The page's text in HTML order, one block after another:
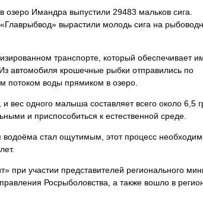
озеро Имандра выпустили 29483 мальков сига.
вырастили молодь сига на
транспорте, который обеспечивает
автомобиля крошечные рыбки отправились по
потоком воды прямиком в озеро.
и вес одного малыша составляет всего около 6,5
и приспособиться к естественной среде.
стал ощутимым, этот процесс
при участии представителей регионального
Росрыболовства, а также вошло в